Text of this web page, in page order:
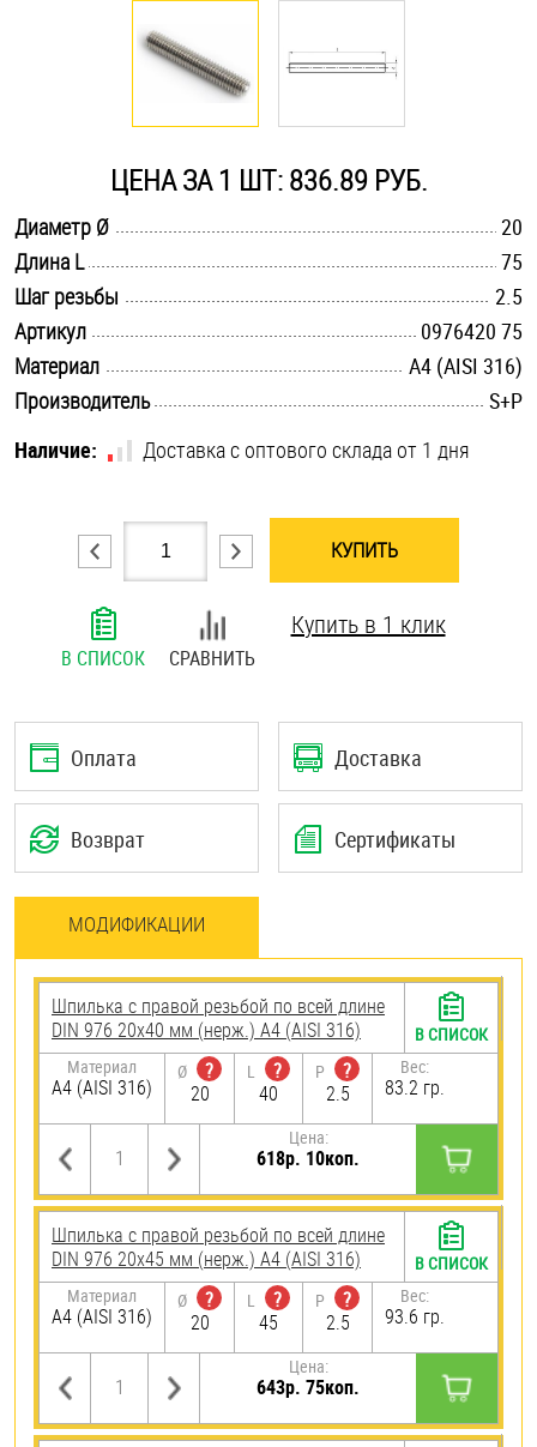
Оснастка и аксессуары для яхт
Стопорные кольца
Такелаж
Хомуты
Шплинты
ЦЕНА ЗА 1 ШТ: 836.89 РУБ.
Диаметр Ø
20
Длина L
75
Шаг резьбы
2.5
Артикул
0976420 75
Материал
A4 (AISI 316)
Производитель
S+P
Наличие:
Доставка с оптового склада от 1 дня
КУПИТЬ
В СПИСОК СРАВНИТЬ
Купить в 1 клик
Оплата Доставка
Возврат Сертификаты
МОДИФИКАЦИИ
Шпилька с правой резьбой по всей длине
DIN 976 20х40 мм (нерж.) A4 (AISI 316)
Материал
A4 (AISI 316)
Ø
?
20
L
?
40
P
?
2.5
Вес:
83.2 гр.
Цена:
618р. 10коп.
В СПИСОК
Шпилька с правой резьбой по всей длине
DIN 976 20х45 мм (нерж.) A4 (AISI 316)
Материал
A4 (AISI 316)
Ø
?
20
L
?
45
P
?
2.5
Вес:
93.6 гр.
Цена:
643р. 75коп.
В СПИСОК